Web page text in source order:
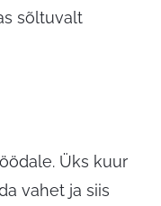
sõltuvalt
Üks kuur
vahet ja siis